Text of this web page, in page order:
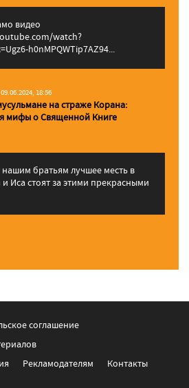
видео
watch?
h0nMPQWTip7AZ94...
09.06.2024, 18:56
на страже Корана:
мифы о Священной Книге
нашим братьям лучшее месть в
Иса стоят за этими прекрасными
соглашение
Рекламодателям Контакты